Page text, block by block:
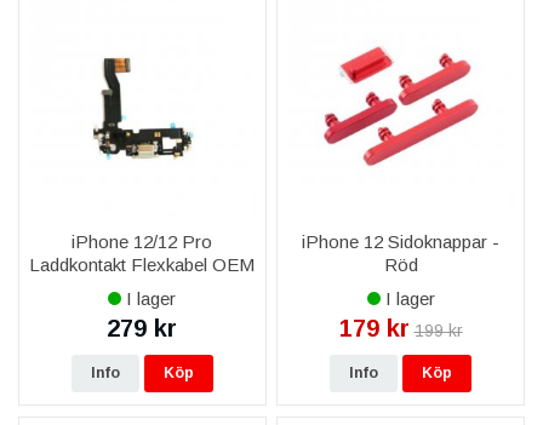
iPhone 12/12 Pro
Laddkontakt Flexkabel OEM
- Silver
I lager
279 kr
Info Köp
iPhone 12 Sidoknappar -
Röd
I lager
179 kr 199 kr
Info Köp